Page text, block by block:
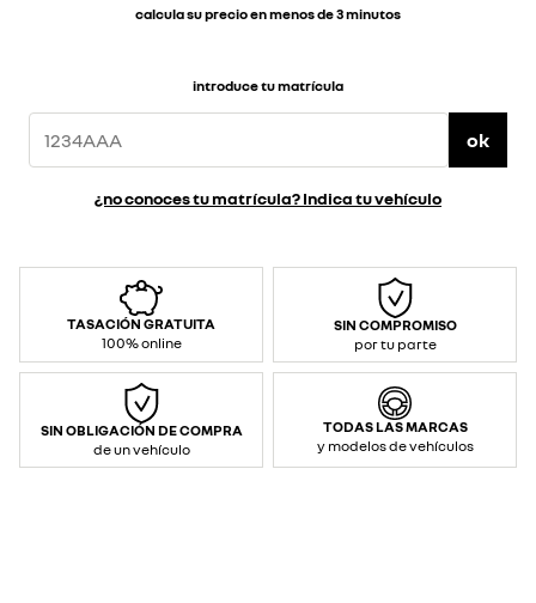
calcula su precio en menos de 3 minutos
introduce tu matrícula
ok
¿no conoces tu matrícula? Indica tu vehículo
TASACIÓN GRATUITA
100% online
SIN COMPROMISO
por tu parte
SIN OBLIGACIÓN DE COMPRA
de un vehículo
TODAS LAS MARCAS
y modelos de vehículos